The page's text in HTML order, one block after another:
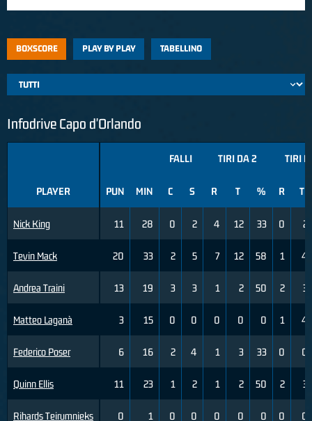
BOXSCORE PLAY BY PLAY TABELLINO
Infodrive Capo d'Orlando
PLAYER
Nick King
Tevin Mack
Andrea Traini
Matteo Laganà
Federico Poser
Quinn Ellis
Rihards Teirumnieks
FALLI TIRI DA 2 TIRI
PUN MIN C S R T % R T
11 28 0 2 4 12 33 0 2
20 33 2 5 7 12 58 1 4
13 19 3 3 1 2 50 2 3
3 15 0 0 0 0 0 1 4
6 16 2 4 1 3 33 0 0
11 23 1 2 1 2 50 2 3
0 1 0 0 0 0 0 0 0